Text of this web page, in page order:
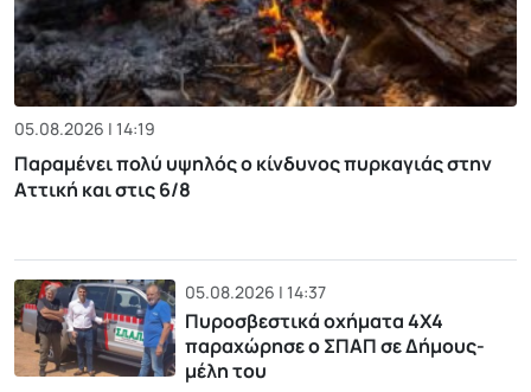
05.08.2026 | 14:19
Παραμένει πολύ υψηλός ο κίνδυνος πυρκαγιάς στην
Αττική και στις 6/8
05.08.2026 | 14:37
Πυροσβεστικά οχήματα 4Χ4
παραχώρησε ο ΣΠΑΠ σε Δήμους-
μέλη του